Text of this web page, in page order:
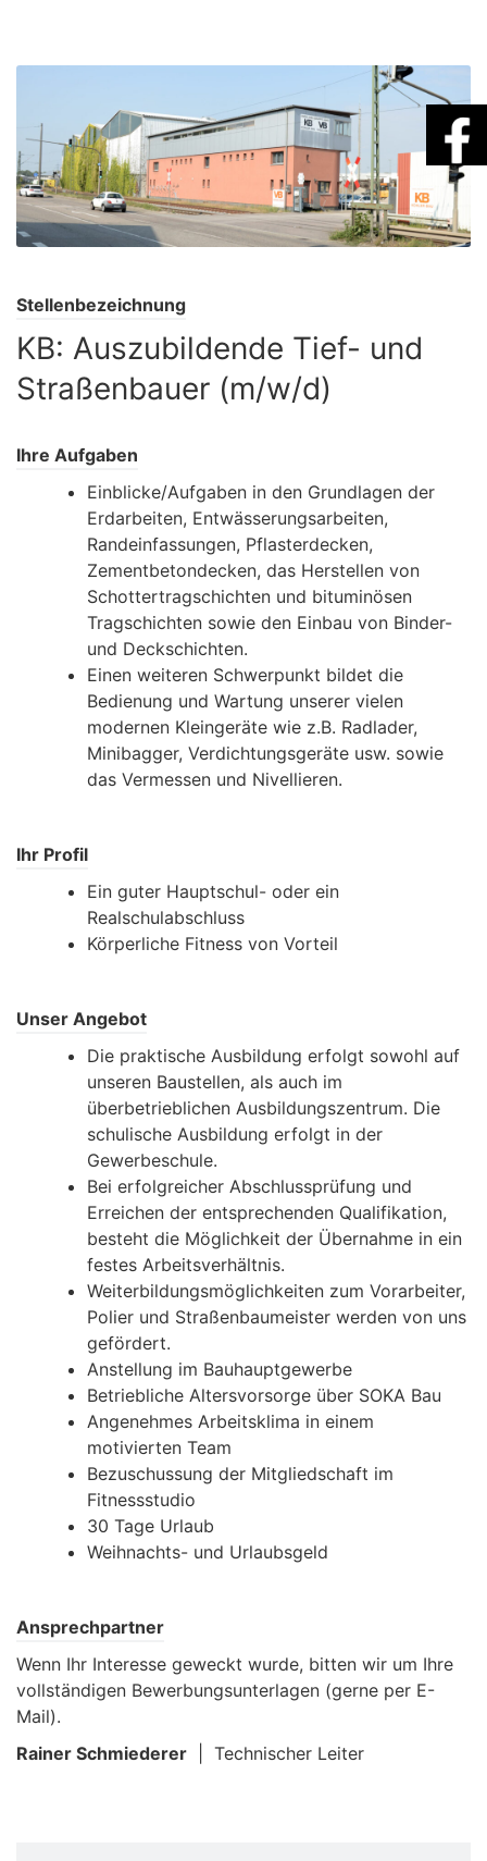
Stellenbezeichnung
KB: Auszubildende Tief- und
Straßenbauer (m/w/d)
Ihre Aufgaben
Einblicke/Aufgaben in den Grundlagen der
Erdarbeiten, Entwässerungsarbeiten,
Randeinfassungen, Pflasterdecken,
Zementbetondecken, das Herstellen von
Schottertragschichten und bituminösen
Tragschichten sowie den Einbau von Binder-
und Deckschichten.
Einen weiteren Schwerpunkt bildet die
Bedienung und Wartung unserer vielen
modernen Kleingeräte wie z.B. Radlader,
Minibagger, Verdichtungsgeräte usw. sowie
das Vermessen und Nivellieren.
Ihr Profil
Ein guter Hauptschul- oder ein
Realschulabschluss
Körperliche Fitness von Vorteil
Unser Angebot
Die praktische Ausbildung erfolgt sowohl auf
unseren Baustellen, als auch im
überbetrieblichen Ausbildungszentrum. Die
schulische Ausbildung erfolgt in der
Gewerbeschule.
Bei erfolgreicher Abschlussprüfung und
Erreichen der entsprechenden Qualifikation,
besteht die Möglichkeit der Übernahme in ein
festes Arbeitsverhältnis.
Weiterbildungsmöglichkeiten zum Vorarbeiter,
Polier und Straßenbaumeister werden von uns
gefördert.
Anstellung im Bauhauptgewerbe
Betriebliche Altersvorsorge über SOKA Bau
Angenehmes Arbeitsklima in einem
motivierten Team
Bezuschussung der Mitgliedschaft im
Fitnessstudio
30 Tage Urlaub
Weihnachts- und Urlaubsgeld
Ansprechpartner
Wenn Ihr Interesse geweckt wurde, bitten wir um Ihre
vollständigen Bewerbungsunterlagen (gerne per E-
Mail).
Rainer Schmiederer | Technischer Leiter